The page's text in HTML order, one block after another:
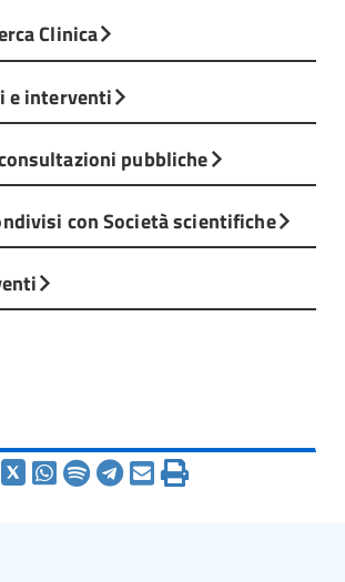
Clinica
e interventi
pubbliche
con Società scientifiche